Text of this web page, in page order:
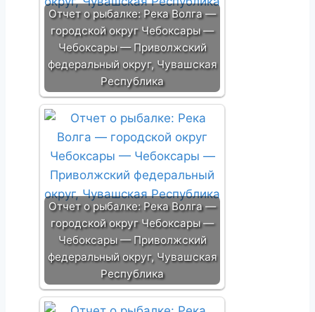
Отчет о рыбалке: Река Волга —
городской округ Чебоксары —
Чебоксары — Приволжский
федеральный округ, Чувашская
Республика
Отчет о рыбалке: Река Волга —
городской округ Чебоксары —
Чебоксары — Приволжский
федеральный округ, Чувашская
Республика